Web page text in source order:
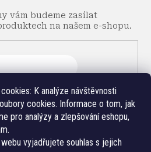
K analýze návštěvnosti
cookies. Informace o tom, jak
pro analýzy a zlepšování eshopu,
vyjadřujete souhlas s jejich
vám budeme zasílat
na našem e-shopu.